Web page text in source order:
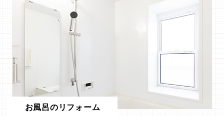
お風呂のリフォーム